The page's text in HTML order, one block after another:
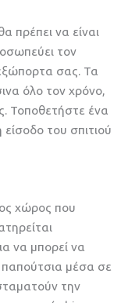
πρέπει να είναι
τον
σας. Τα
όλο τον χρόνο,
Τοποθετήστε ένα
του σπιτιού
χώρος που
να μπορεί να
μέσα σε
την